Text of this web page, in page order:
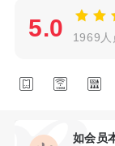
5.0 1969人
  
如会员